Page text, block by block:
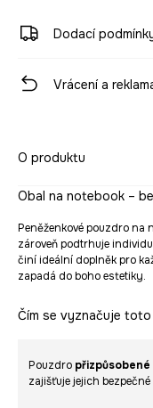
Dodací
Vrácení a
O produktu
Obal na notebook –
Peněženkové pouzdro na
zároveň podtrhuje
činí ideální doplněk pro
zapadá do boho estetiky.
Čím se vyznačuje
Pouzdro přizpůsobené
zajišťuje jejich bezpečné